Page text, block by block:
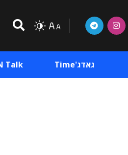
גאדג'Time Talk